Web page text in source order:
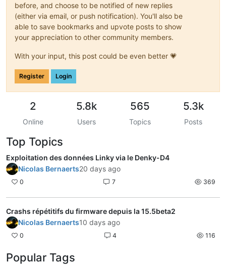
before, and choose to be notified of new replies
(either via email, or push notification). You'll also be
able to save bookmarks and upvote posts to show
your appreciation to other community members.
With your input, this post could be even better 💗
Register Login
2
Online
5.8k
Users
565
Topics
5.3k
Posts
Top Topics
Exploitation des données Linky via le Denky-D4
Nicolas Bernaerts20 days ago
0 7 369
Crashs répétitifs du firmware depuis la 15.5beta2
Nicolas Bernaerts10 days ago
0 4 116
Popular Tags